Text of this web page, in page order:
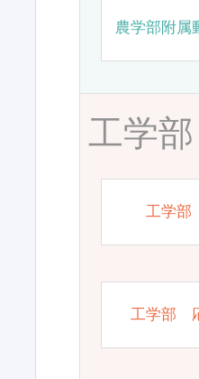
農学部附属
工学部
工学
工学部